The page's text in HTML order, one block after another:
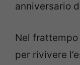
anniversario
Nel
per rivivere